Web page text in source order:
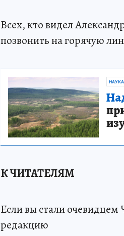
Всех, кто видел
позвонить на горячую
НАУКА
К ЧИТАТЕЛЯМ
Если вы стали
редакцию